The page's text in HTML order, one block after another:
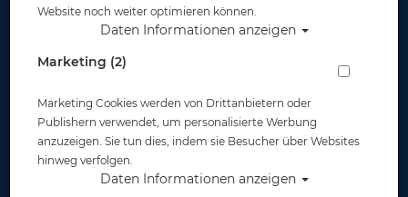
Fisch (für Bleigurt) 1 kg - nicht Lieferbar
Website noch weiter optimieren können.
Daten Informationen anzeigen
Marketing (2)
Marketing Cookies werden von Drittanbietern oder
Publishern verwendet, um personalisierte Werbung
anzuzeigen. Sie tun dies, indem sie Besucher über Websites
hinweg verfolgen.
Daten Informationen anzeigen